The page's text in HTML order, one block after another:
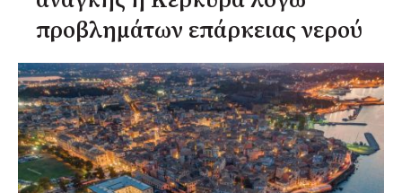
προβλημάτων επάρκειας νερού